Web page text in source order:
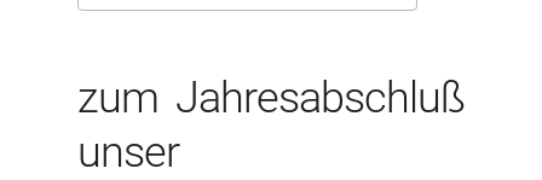
zum Jahresabschluß
unser